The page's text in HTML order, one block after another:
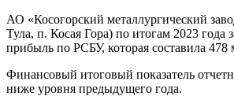
АО «Косогорский металлургический
Тула, п. Косая Гора) по итогам 2023 года
прибыль по РСБУ, которая составила 478
Финансовый итоговый показатель
ниже уровня предыдущего года.